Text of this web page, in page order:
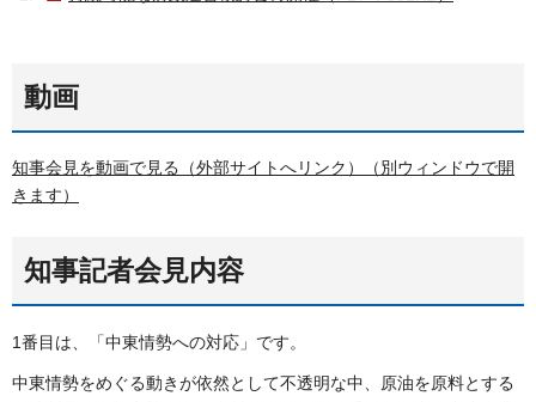
動画
知事会見を動画で見る（外部サイトへリンク）（別ウィンドウで開
きます）
知事記者会見内容
1番目は、「中東情勢への対応」です。
中東情勢をめぐる動きが依然として不透明な中、原油を原料とする